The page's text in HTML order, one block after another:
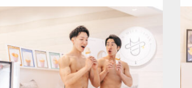
2025.07.21
Category:
ココノススキノのマッチョ オ
レンジの人 SOSUKEAKIHITO(細マッ
チョ) 肩 札幌（北海道）